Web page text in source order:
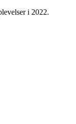
i 2022.